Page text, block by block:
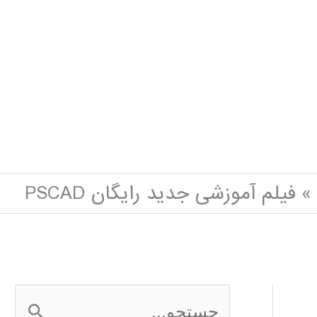
فیلم آموزشی جدید رایگان PSCAD